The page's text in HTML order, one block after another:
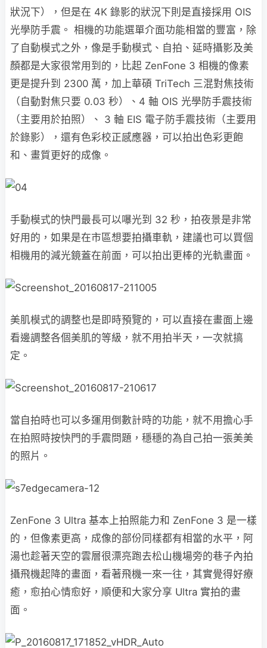
狀況下），但是在 4K 錄影的狀況下則是直接採用 OIS
光學防手震。 相機的功能選單介面功能相當的豐富，除
了自動模式之外，像是手動模式、自拍、延時攝影及美
顏都是大家很常用到的，比起 ZenFone 3 相機的像素
更是提升到 2300 萬，加上華碩 TriTech 三混對焦技術
（自動對焦只要 0.03 秒）、4 軸 OIS 光學防手震技術
（主要用於拍照）、 3 軸 EIS 電子防手震技術（主要用
於錄影），還有色彩校正感應器，可以拍出色彩更飽
和、畫質更好的成像。
手動模式的快門最長可以嚗光到 32 秒，拍夜景是非常
好用的，如果是在市區想要拍攝車軌，建議也可以買個
相機用的減光鏡蓋在前面，可以拍出更棒的光軌畫面。
美肌模式的調整也是即時預覽的，可以直接在畫面上邊
看邊調整各個美肌的等級，就不用拍半天，一次就搞
定。
當自拍時也可以多運用倒數計時的功能，就不用擔心手
在拍照時按快門的手震問題，穩穩的為自己拍一張美美
的照片。
ZenFone 3 Ultra 基本上拍照能力和 ZenFone 3 是一樣
的，但像素更高，成像的部份同樣都有相當的水平，阿
湯也趁著天空的雲層很漂亮跑去松山機場旁的巷子內拍
攝飛機起降的畫面，看著飛機一來一往，其實覺得好療
癒，愈拍心情愈好，順便和大家分享 Ultra 實拍的畫
面。